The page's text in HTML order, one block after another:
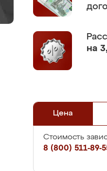
на
Цена
Стоимость
8 (800) 511-89-